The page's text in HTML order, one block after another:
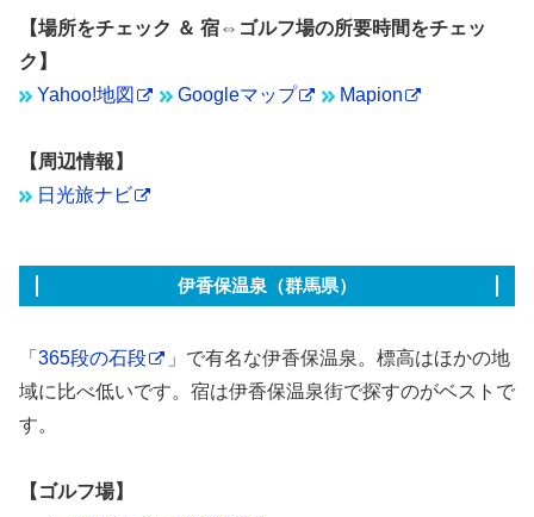
【場所をチェック ＆ 宿⇔ゴルフ場の所要時間をチェッ
ク】
Yahoo!地図
Googleマップ Mapion
【周辺情報】
日光旅ナビ
伊香保温泉（群馬県）
「 365段の石段
」で有名な伊香保温泉。標高はほかの地
域に比べ低いです。宿は伊香保温泉街で探すのがベストで
す。
【ゴルフ場】